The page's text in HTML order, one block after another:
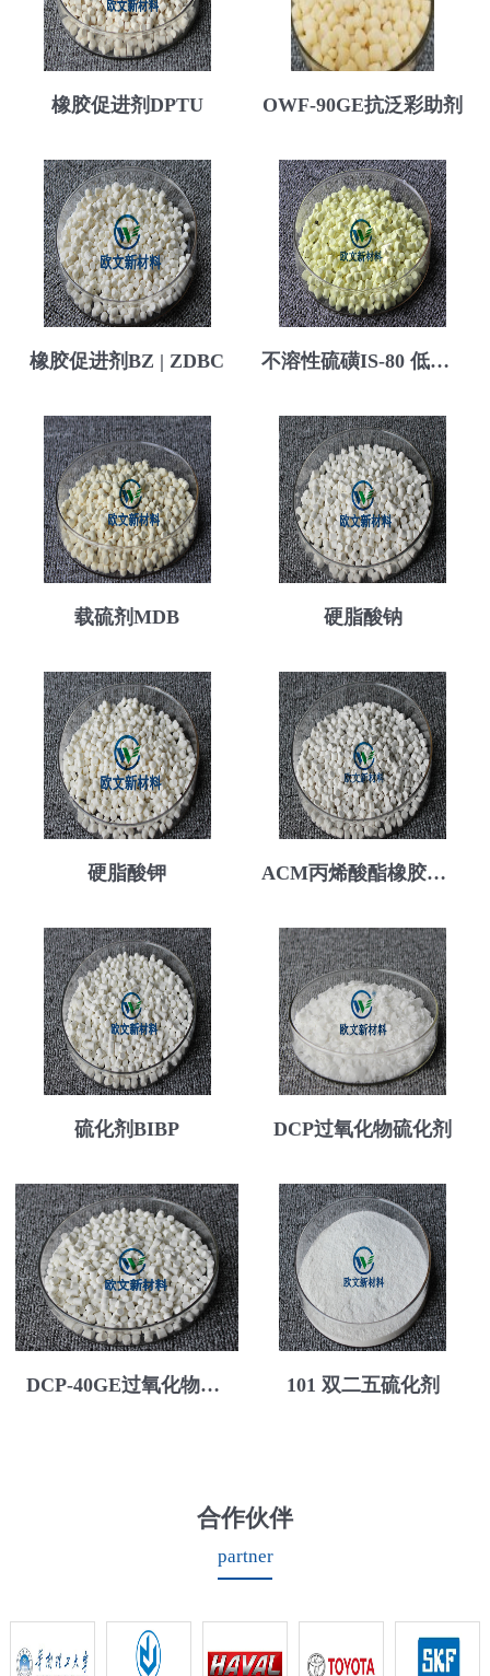
橡胶促进剂DPTU OWF-90GE抗泛彩助剂
橡胶促进剂BZ | ZDBC 不溶性硫磺IS-80 低VOC
载硫剂MDB 硬脂酸钠
硬脂酸钾 ACM丙烯酸酯橡胶专用硫化剂
硫化剂BIBP DCP过氧化物硫化剂
DCP-40GE过氧化物母胶粒 101 双二五硫化剂
合作伙伴
partner